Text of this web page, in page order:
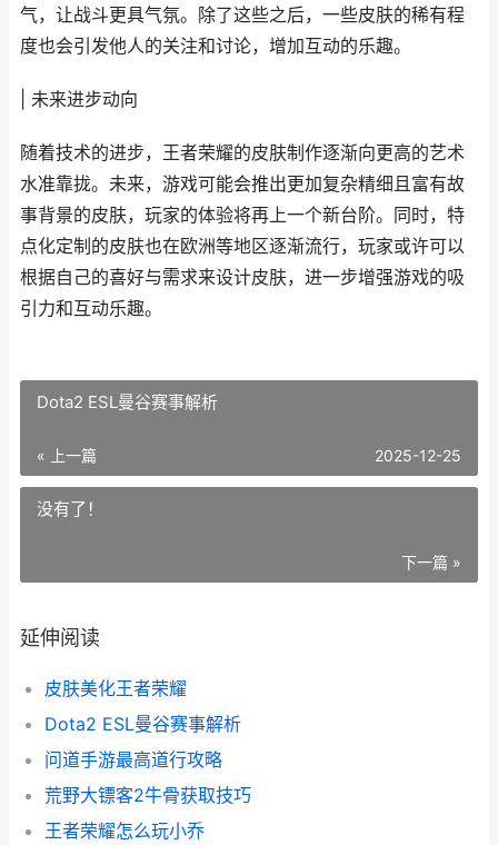
气，让战斗更具气氛。除了这些之后，一些皮肤的稀有程
度也会引发他人的关注和讨论，增加互动的乐趣。
| 未来进步动向
随着技术的进步，王者荣耀的皮肤制作逐渐向更高的艺术
水准靠拢。未来，游戏可能会推出更加复杂精细且富有故
事背景的皮肤，玩家的体验将再上一个新台阶。同时，特
点化定制的皮肤也在欧洲等地区逐渐流行，玩家或许可以
根据自己的喜好与需求来设计皮肤，进一步增强游戏的吸
引力和互动乐趣。
Dota2 ESL曼谷赛事解析
« 上一篇 2025-12-25
没有了！
下一篇 »
延伸阅读
皮肤美化王者荣耀
Dota2 ESL曼谷赛事解析
问道手游最高道行攻略
荒野大镖客2牛骨获取技巧
王者荣耀怎么玩小乔